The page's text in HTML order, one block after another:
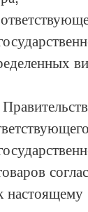
настоящему